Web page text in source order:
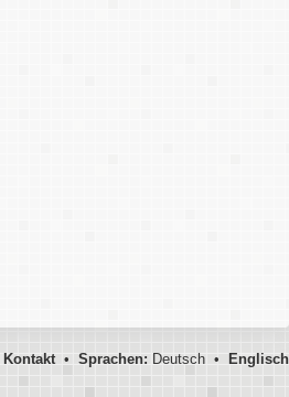
Kontakt• Sprachen:Deutsch • Englisch